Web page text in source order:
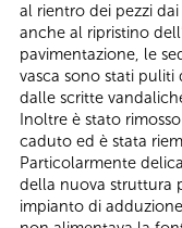
al rientro dei pezzi
anche al ripristino
pavimentazione, le
vasca sono stati
dalle scritte
Inoltre è stato
caduto ed è stata
Particolarmente
della nuova struttura
impianto di